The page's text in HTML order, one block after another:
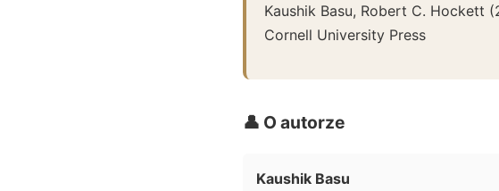
Kaushik Basu, Robert C. Hockett (
Cornell University Press
👤 O autorze
Kaushik Basu